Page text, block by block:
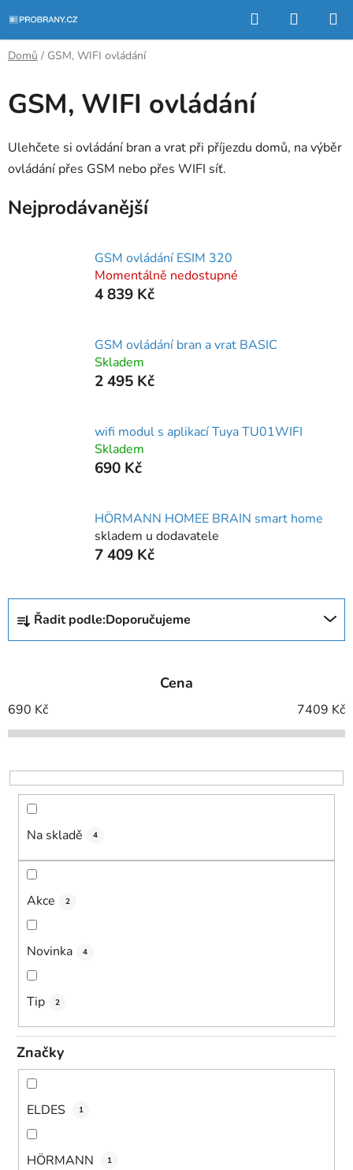
na
obsah
Hledat
KOŠÍK
Domů / GSM, WIFI ovládání
GSM, WIFI ovládání
Ulehčete si ovládání bran a vrat při příjezdu domů, na výběr
ovládání přes GSM nebo přes WIFI síť.
Nejprodávanější
GSM ovládání ESIM 320
Momentálně nedostupné
4 839 Kč
GSM ovládání bran a vrat BASIC
Skladem
2 495 Kč
wifi modul s aplikací Tuya TU01WIFI
Skladem
690 Kč
HÖRMANN HOMEE BRAIN smart home
skladem u dodavatele
7 409 Kč
Ř
z
í
p
o
d
Řadit podle:Doporučujeme
Cena
690 Kč 7409 Kč
Na skladě 4
Akce 2
Novinka 4
Tip 2
Značky
ELDES 1
HÖRMANN 1